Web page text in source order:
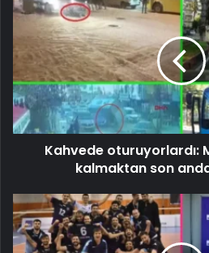
Kahvede oturuyorlardı:
kalmaktan son